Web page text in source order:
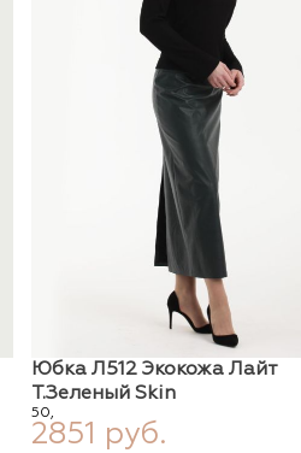
Юбка Л512 Экокожа Лайт
Т.зеленый Skin
50,
2851 руб.